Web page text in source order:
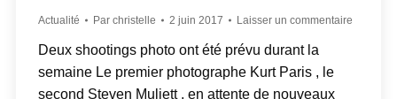
Actualité Par christelle 2 juin 2017 Laisser un commentaire
Deux shootings photo ont été prévu durant la
semaine Le premier photographe Kurt Paris , le
second Steven Muliett , en attente de nouveaux